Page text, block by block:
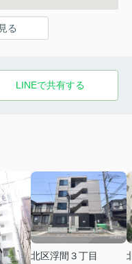
る
LINEで共有する
北区浮間３丁目